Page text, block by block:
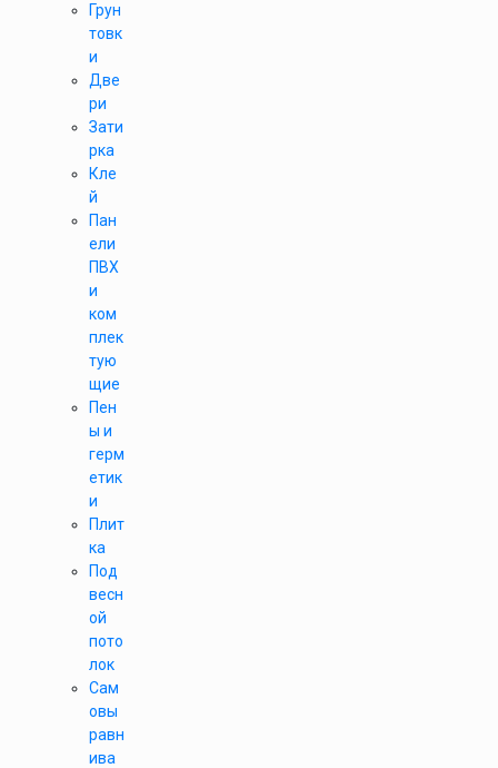
Грун
товк
и
Две
ри
Зати
рка
Кле
й
Пан
ели
ПВХ
и
ком
плек
тую
щие
Пен
ы и
герм
етик
и
Плит
ка
Под
весн
ой
пото
лок
Сам
овы
равн
ива